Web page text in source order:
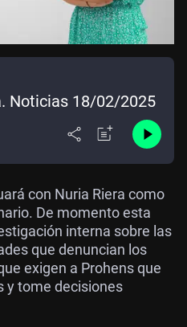
Noticias 18/02/2025
con Nuria Riera como
De momento esta
interna sobre las
que denuncian los
exigen a Prohens que
y tome decisiones